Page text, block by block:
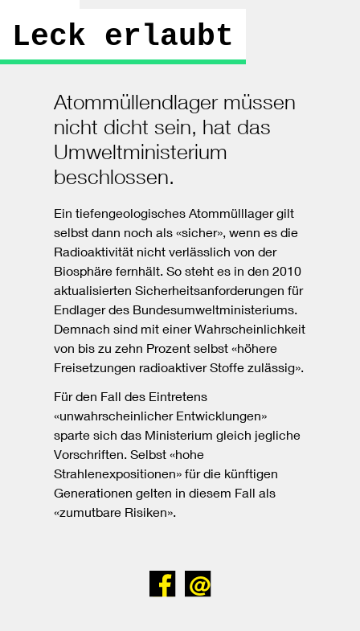
Leck erlaubt
Atommüllendlager müssen
nicht dicht sein, hat das
Umweltministerium
beschlossen.
Ein tiefengeologisches Atommülllager gilt
selbst dann noch als «sicher», wenn es die
Radioaktivität nicht verlässlich von der
Biosphäre fernhält. So steht es in den 2010
aktualisierten Sicherheitsanforderungen für
Endlager des Bundesumweltministeriums.
Demnach sind mit einer Wahrscheinlichkeit
von bis zu zehn Prozent selbst «höhere
Freisetzungen radioaktiver Stoffe zulässig».
Für den Fall des Eintretens
«unwahrscheinlicher Entwicklungen»
sparte sich das Ministerium gleich jegliche
Vorschriften. Selbst «hohe
Strahlenexpositionen» für die künftigen
Generationen gelten in diesem Fall als
«zumutbare Risiken».
BeiSenden